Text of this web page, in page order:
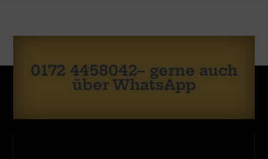
0172 4458042– gerne auch
über WhatsApp